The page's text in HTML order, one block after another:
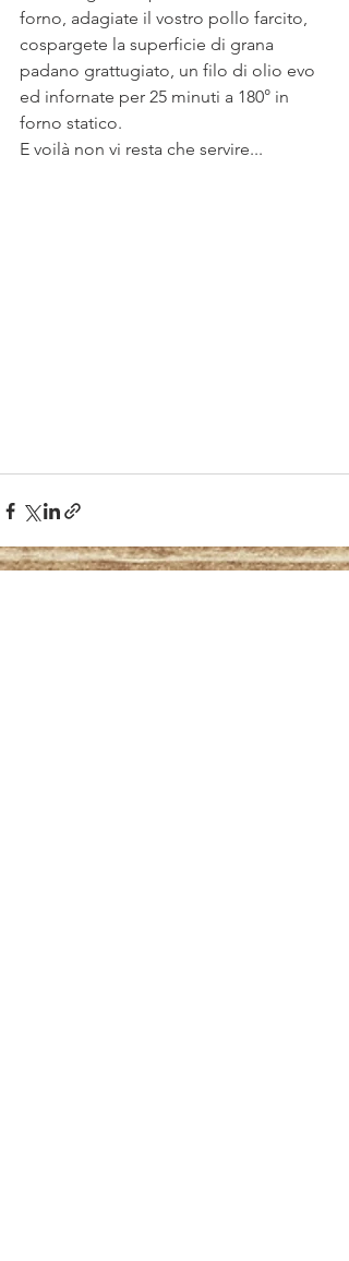
forno, adagiate il vostro pollo farcito,
cospargete la superficie di grana
padano grattugiato, un filo di olio evo
ed infornate per 25 minuti a 180° in
forno statico.
E voilà non vi resta che servire...